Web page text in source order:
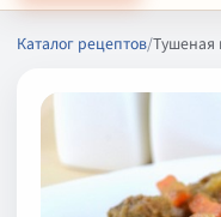
Каталог рецептов/Тушеная